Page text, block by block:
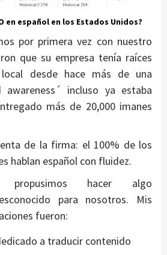
en español en los Estados Unidos?
por primera vez con nuestro
que su empresa tenía raíces
desde hace más de una
awareness´ incluso ya estaba
más de 20,000 imanes
de la firma: el 100% de los
hablan español con fluidez.
propusimos hacer algo
para nosotros. Mis
fueron:
a traducir contenido